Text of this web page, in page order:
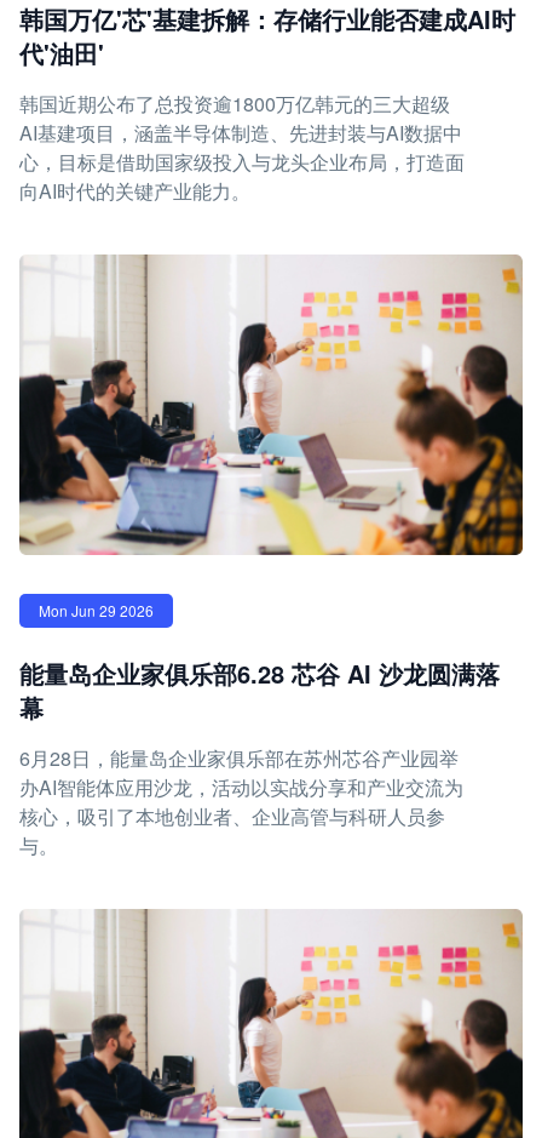
韩国万亿'芯'基建拆解：存储行业能否建成AI时
代'油田'
韩国近期公布了总投资逾1800万亿韩元的三大超级
AI基建项目，涵盖半导体制造、先进封装与AI数据中
心，目标是借助国家级投入与龙头企业布局，打造面
向AI时代的关键产业能力。
Mon Jun 29 2026
能量岛企业家俱乐部6.28 芯谷 AI 沙龙圆满落
幕
6月28日，能量岛企业家俱乐部在苏州芯谷产业园举
办AI智能体应用沙龙，活动以实战分享和产业交流为
核心，吸引了本地创业者、企业高管与科研人员参
与。